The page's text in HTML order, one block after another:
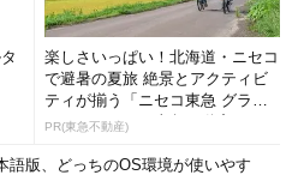
楽しさいっぱい！北海道・ニセコ
で避暑の夏旅 絶景とアクティビ
ティが揃う「ニセコ東急 グラ
ン・ヒラフ」～東急不動産
PR(東急不動産)
語版、どっちのOS環境が使いやす